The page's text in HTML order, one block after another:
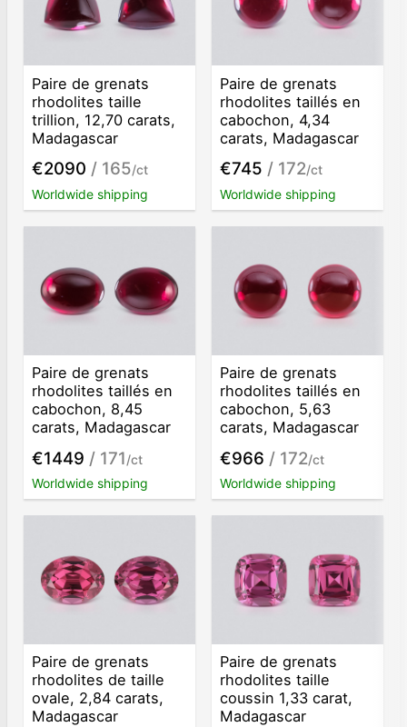
Paire de grenats
rhodolites taille
trillion, 12,70 carats,
Madagascar
€2090 / 165/ct
Worldwide shipping
Paire de grenats
rhodolites taillés en
cabochon, 4,34
carats, Madagascar
€745 / 172/ct
Worldwide shipping
Paire de grenats
rhodolites taillés en
cabochon, 8,45
carats, Madagascar
€1449 / 171/ct
Worldwide shipping
Paire de grenats
rhodolites taillés en
cabochon, 5,63
carats, Madagascar
€966 / 172/ct
Worldwide shipping
Paire de grenats
rhodolites de taille
ovale, 2,84 carats,
Madagascar
Paire de grenats
rhodolites taille
coussin 1,33 carat,
Madagascar